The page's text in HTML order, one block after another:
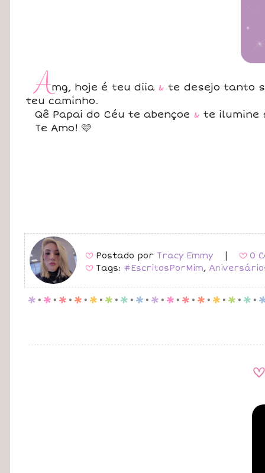
Amg, hoje é teu diia & te desejo tanto
teu caminho.
Qê Papai do Céu te abençoe & te ilumine
Te Amo! 🩷
B Postado por Tracy Emmy B 0
B Tags: #EscritosPorMim,
p . p . p . p . p . p . p . p . p . p . p . p . p . p . p .
A